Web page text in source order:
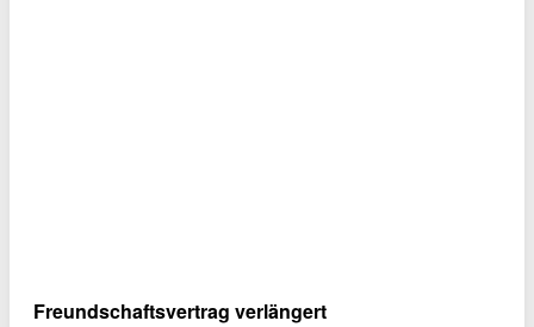
Freundschaftsvertrag verlängert